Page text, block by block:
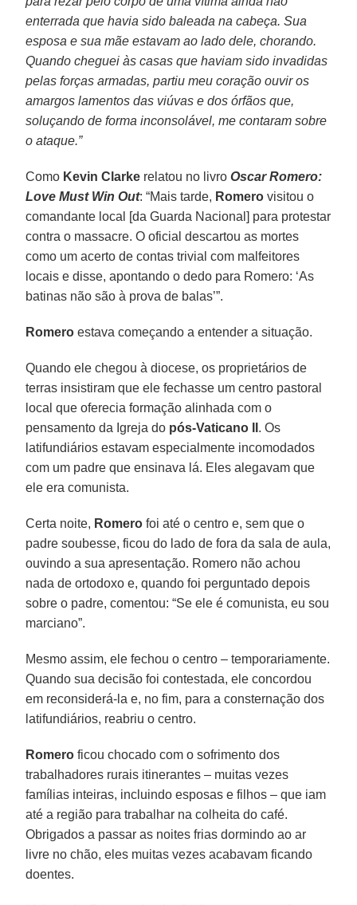
enterrada que havia sido baleada na cabeça. Sua
esposa e sua mãe estavam ao lado dele, chorando.
Quando cheguei às casas que haviam sido invadidas
pelas forças armadas, partiu meu coração ouvir os
amargos lamentos das viúvas e dos órfãos que,
soluçando de forma inconsolável, me contaram sobre
o ataque.”
Como Kevin Clarke relatou no livroOscar Romero:
Love Must Win Out: “Mais tarde, Romero visitou o
comandante local [da Guarda Nacional] para protestar
contra o massacre. O oficial descartou as mortes
como um acerto de contas trivial com malfeitores
locais e disse, apontando o dedo para Romero: ‘As
batinas não são à prova de balas’”.
Romero estava começando a entender a situação.
Quando ele chegou à diocese, os proprietários de
terras insistiram que ele fechasse um centro pastoral
local que oferecia formação alinhada com o
pensamento da Igreja do pós-Vaticano II . Os
latifundiários estavam especialmente incomodados
com um padre que ensinava lá. Eles alegavam que
ele era comunista.
Certa noite, Romero foi até o centro e, sem que o
padre soubesse, ficou do lado de fora da sala de aula,
ouvindo a sua apresentação. Romero não achou
nada de ortodoxo e, quando foi perguntado depois
sobre o padre, comentou: “Se ele é comunista, eu sou
marciano”.
Mesmo assim, ele fechou o centro – temporariamente.
Quando sua decisão foi contestada, ele concordou
em reconsiderá-la e, no fim, para a consternação dos
latifundiários, reabriu o centro.
Romero ficou chocado com o sofrimento dos
trabalhadores rurais itinerantes – muitas vezes
famílias inteiras, incluindo esposas e filhos – que iam
até a região para trabalhar na colheita do café.
Obrigados a passar as noites frias dormindo ao ar
livre no chão, eles muitas vezes acabavam ficando
doentes.